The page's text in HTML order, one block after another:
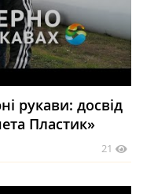
рукави: досвід
Пластик»
21